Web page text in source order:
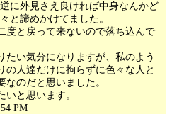
に外見さえ良ければ中身なんかど
と諦めかけてました。
度と戻って来ないので落ち込んで
たい気分になりますが、私のよう
の人達だけに拘らずに色々な人と
のだと思いました。
いと思います。
PM